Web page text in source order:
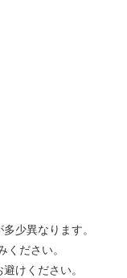
少異なります。
ださい。
けください。